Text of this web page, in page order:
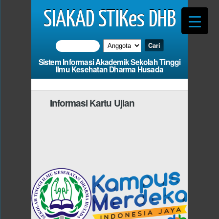
SIAKAD STIKes DHB
Sistem Informasi Akademik Sekolah Tinggi
Ilmu Kesehatan Dharma Husada
Informasi Kartu Ujian